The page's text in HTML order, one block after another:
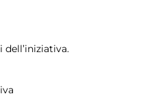
dell’iniziativa.